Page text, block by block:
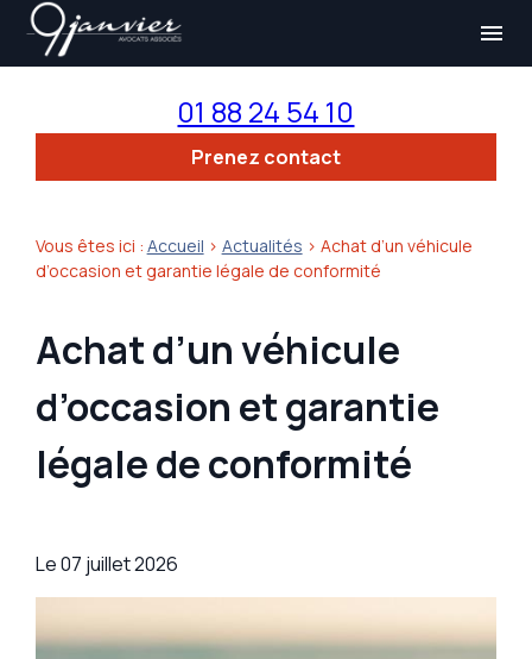
menu
01 88 24 54 10
Prenez contact
Vous êtes ici : Accueil > Actualités > Achat d’un véhicule
d’occasion et garantie légale de conformité
Achat d’un véhicule
d’occasion et garantie
légale de conformité
Le07 juillet 2026
Panneau de gestion des cookies